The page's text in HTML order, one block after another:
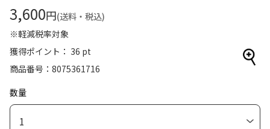
3,600円(送料・税込)
※軽減税率対象
獲得ポイント： 36 pt
商品番号
8075361716
数量
1